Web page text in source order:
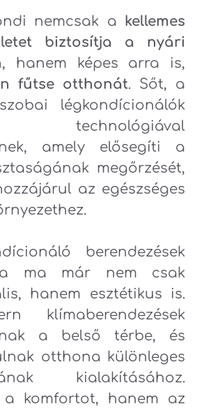
nemcsak a
kellemes
biztosítja a nyári
, hanem képes arra is,
fűtse otthonát. Sőt, a
légkondícionálók
technológiával
amely elősegíti a
megőrzését,
az egészséges
berendezések
ma már nem csak
hanem esztétikus is.
klímaberendezések
a belső térbe, és
otthona különleges
kialakításához.
a komfortot, hanem az